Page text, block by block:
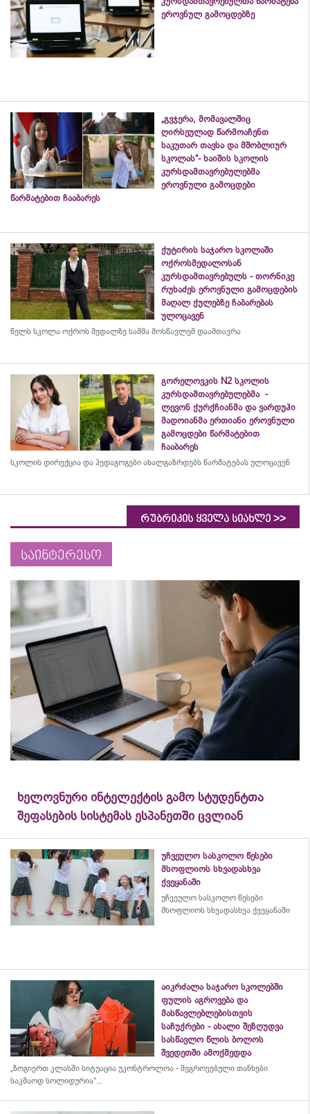
ეროვნულ გამოცდებზე
„გვჯერა, მომავალშიც
ღირსეულად წარმოაჩენთ
საკუთარ თავსა და მშობლიურ
სკოლას“- ხაიშის სკოლის
კურსდამთავრებულებმა
ეროვნული გამოცდები
წარმატებით ჩააბარეს
ქუტირის საჯარო სკოლაში
ოქროსმედალოსან
კურსდამთავრებულს - თორნიკე
რუხაძეს ეროვნული გამოცდების
მაღალ ქულებზე ჩაბარებას
ულოცავენ
წელს სკოლა ოქროს მედალზე სამმა მოსწავლემ დაამთავრა
გორელოვკის N2 სკოლის
კურსდამთავრებულებმა -
ლევონ ქურქჩიანმა და ვარდუჰი
მადოიანმა ერთიანი ეროვნული
გამოცდები წარმატებით
ჩააბარეს
სკოლის დირექცია და პედაგოგები ახალგაზრდებს წარმატებას ულოცავენ
რუბრიკის ყველა სიახლე >>
საინტერესო
ხელოვნური ინტელექტის გამო სტუდენტთა
შეფასების სისტემას ესპანეთში ცვლიან
უჩვეულო სასკოლო წესები
მსოფლიოს სხვადასხვა
ქვეყანაში
უჩვეულო სასკოლო წესები
მსოფლიოს სხვადასხვა ქვეყანაში
აიკრძალა საჯარო სკოლებში
ფულის აგროვება და
მასწავლებლებისთვის
საჩუქრები - ახალი შეზღუდვა
სასწავლო წლის ბოლოს
შვედეთში ამოქმედდა
„ზოგიერთ კლასში სიტუაცია უკონტროლოა - შეგროვებული თანხები
საკმაოდ სოლიდურია“...